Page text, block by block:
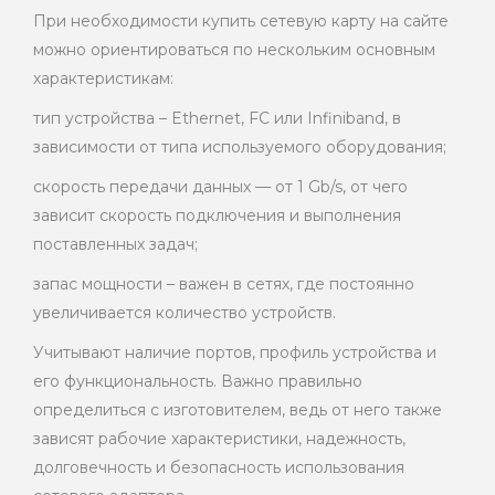
При необходимости купить сетевую карту на сайте ​​
можно ориентироваться по нескольким основным
характеристикам:
тип устройства – Ethernet, FC или Infiniband, в
зависимости от типа используемого оборудования;
скорость передачи данных — от 1 Gb/s, от чего
зависит скорость подключения и выполнения
поставленных задач;
запас мощности – важен в сетях, где постоянно
увеличивается количество устройств.
Учитывают наличие портов, профиль устройства и
его функциональность. Важно правильно
определиться с изготовителем, ведь от него также
зависят рабочие характеристики, надежность,
долговечность и безопасность использования